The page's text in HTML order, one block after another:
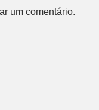
um comentário.